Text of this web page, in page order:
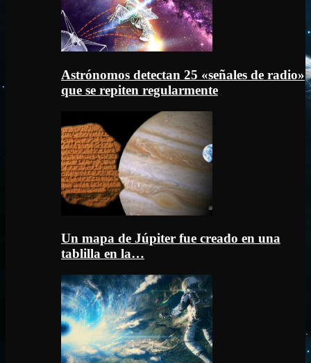
Astrónomos detectan 25 «señales de radio»
que se repiten regularmente
Un mapa de Júpiter fue creado en una
tablilla en la…